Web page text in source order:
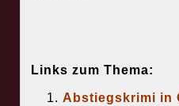
Links zum Thema:
Abstiegskrimi in